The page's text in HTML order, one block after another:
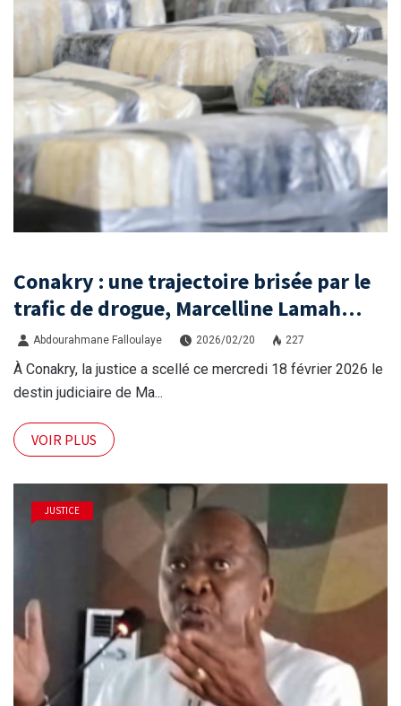
Conakry : une trajectoire brisée par le
trafic de drogue, Marcelline Lamah
condamnée à quatre ans de prison
Abdourahmane Falloulaye 2026/02/20 227
À Conakry, la justice a scellé ce mercredi 18 février 2026 le
destin judiciaire de Ma...
VOIR PLUS
JUSTICE